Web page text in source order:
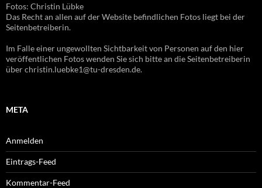
Fotos: Christin Lübke
Das Recht an allen auf der Website befindlichen Fotos liegt bei der
Seitenbetreiberin.
Im Falle einer ungewollten Sichtbarkeit von Personen auf den hier
veröffentlichen Fotos wenden Sie sich bitte an die Seitenbetreiberin
über christin.luebke1@tu-dresden.de.
META
Anmelden
Eintrags-Feed
Kommentar-Feed